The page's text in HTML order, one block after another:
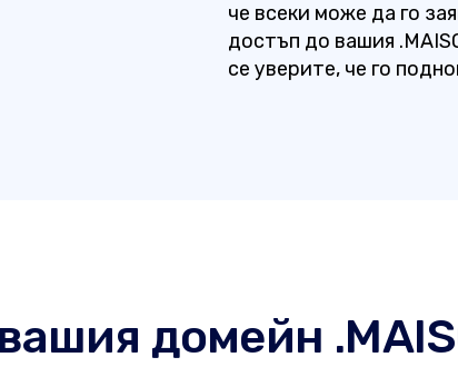
че всеки може да го
достъп до вашия
се уверите, че го
домейн